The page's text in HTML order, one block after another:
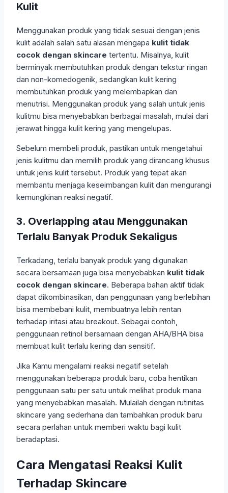
Kulit
Menggunakan produk yang tidak sesuai dengan jenis
kulit adalah salah satu alasan mengapa kulit tidak
cocok dengan skincare tertentu. Misalnya, kulit
berminyak membutuhkan produk dengan tekstur ringan
dan non-komedogenik, sedangkan kulit kering
membutuhkan produk yang melembapkan dan
menutrisi. Menggunakan produk yang salah untuk jenis
kulitmu bisa menyebabkan berbagai masalah, mulai dari
jerawat hingga kulit kering yang mengelupas.
Sebelum membeli produk, pastikan untuk mengetahui
jenis kulitmu dan memilih produk yang dirancang khusus
untuk jenis kulit tersebut. Produk yang tepat akan
membantu menjaga keseimbangan kulit dan mengurangi
kemungkinan reaksi negatif.
3. Overlapping atau Menggunakan
Terlalu Banyak Produk Sekaligus
Terkadang, terlalu banyak produk yang digunakan
secara bersamaan juga bisa menyebabkan kulit tidak
cocok dengan skincare. Beberapa bahan aktif tidak
dapat dikombinasikan, dan penggunaan yang berlebihan
bisa membebani kulit, membuatnya lebih rentan
terhadap iritasi atau breakout. Sebagai contoh,
penggunaan retinol bersamaan dengan AHA/BHA bisa
membuat kulit terlalu kering dan sensitif.
Jika Kamu mengalami reaksi negatif setelah
menggunakan beberapa produk baru, coba hentikan
penggunaan satu per satu untuk melihat produk mana
yang menyebabkan masalah. Mulailah dengan rutinitas
skincare yang sederhana dan tambahkan produk baru
secara perlahan untuk memberi waktu bagi kulit
beradaptasi.
Cara Mengatasi Reaksi Kulit
Terhadap Skincare